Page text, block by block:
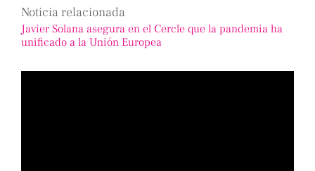
Noticia relacionada
Javier Solana asegura en el Cercle que la pandemia ha
unificado a la Unión Europea